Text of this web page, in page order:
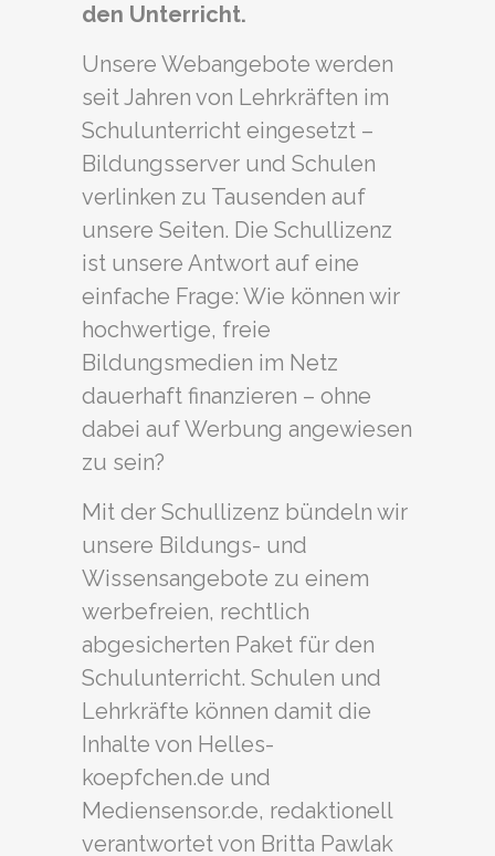
den Unterricht.
Unsere Webangebote werden
seit Jahren von Lehrkräften im
Schulunterricht eingesetzt –
Bildungsserver und Schulen
verlinken zu Tausenden auf
unsere Seiten. Die Schullizenz
ist unsere Antwort auf eine
einfache Frage: Wie können wir
hochwertige, freie
Bildungsmedien im Netz
dauerhaft finanzieren – ohne
dabei auf Werbung angewiesen
zu sein?
Mit der Schullizenz bündeln wir
unsere Bildungs- und
Wissensangebote zu einem
werbefreien, rechtlich
abgesicherten Paket für den
Schulunterricht. Schulen und
Lehrkräfte können damit die
Inhalte von Helles-
koepfchen.de und
Mediensensor.de, redaktionell
verantwortet von Britta Pawlak